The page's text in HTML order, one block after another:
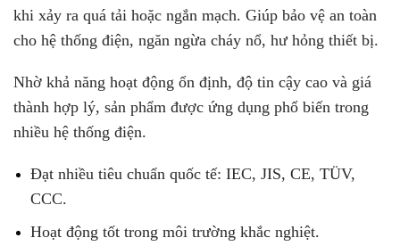
khi xảy ra quá tải hoặc ngắn mạch. Giúp bảo vệ an toàn
cho hệ thống điện, ngăn ngừa cháy nổ, hư hỏng thiết bị.
Nhờ khả năng hoạt động ổn định, độ tin cậy cao và giá
thành hợp lý, sản phẩm được ứng dụng phổ biến trong
nhiều hệ thống điện.
Đạt nhiều tiêu chuẩn quốc tế: IEC, JIS, CE, TÜV,
CCC.
Hoạt động tốt trong môi trường khắc nghiệt.